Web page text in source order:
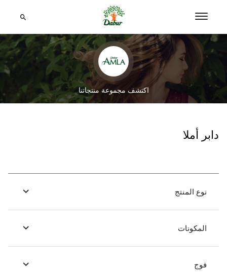
اكتشف مجموعة منتجاتنا
دابر أملا
نوع المنتج
المكونات
فوج